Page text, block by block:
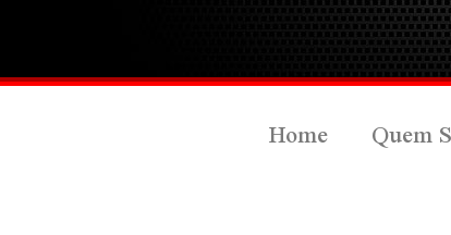
Home Quem